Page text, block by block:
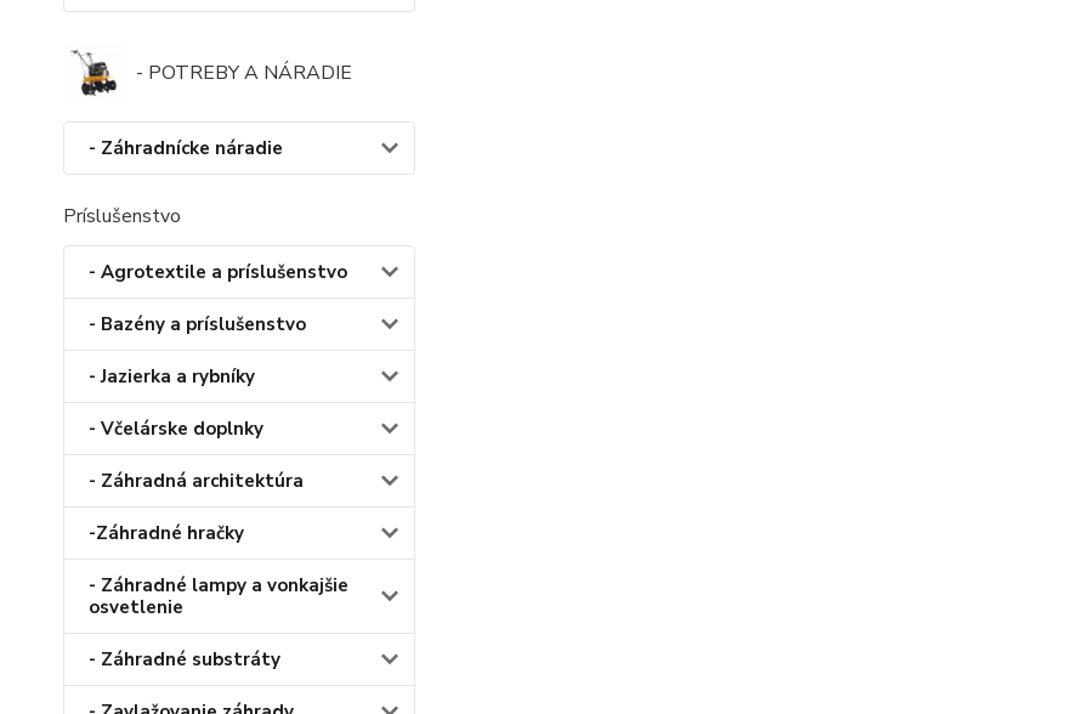
- POTREBY A NÁRADIE
- Záhradnícke náradie
Príslušenstvo
- Agrotextile a príslušenstvo
- Bazény a príslušenstvo
- Jazierka a rybníky
- Včelárske doplnky
- Záhradná architektúra
-Záhradné hračky
- Záhradné lampy a vonkajšie
osvetlenie
- Záhradné substráty